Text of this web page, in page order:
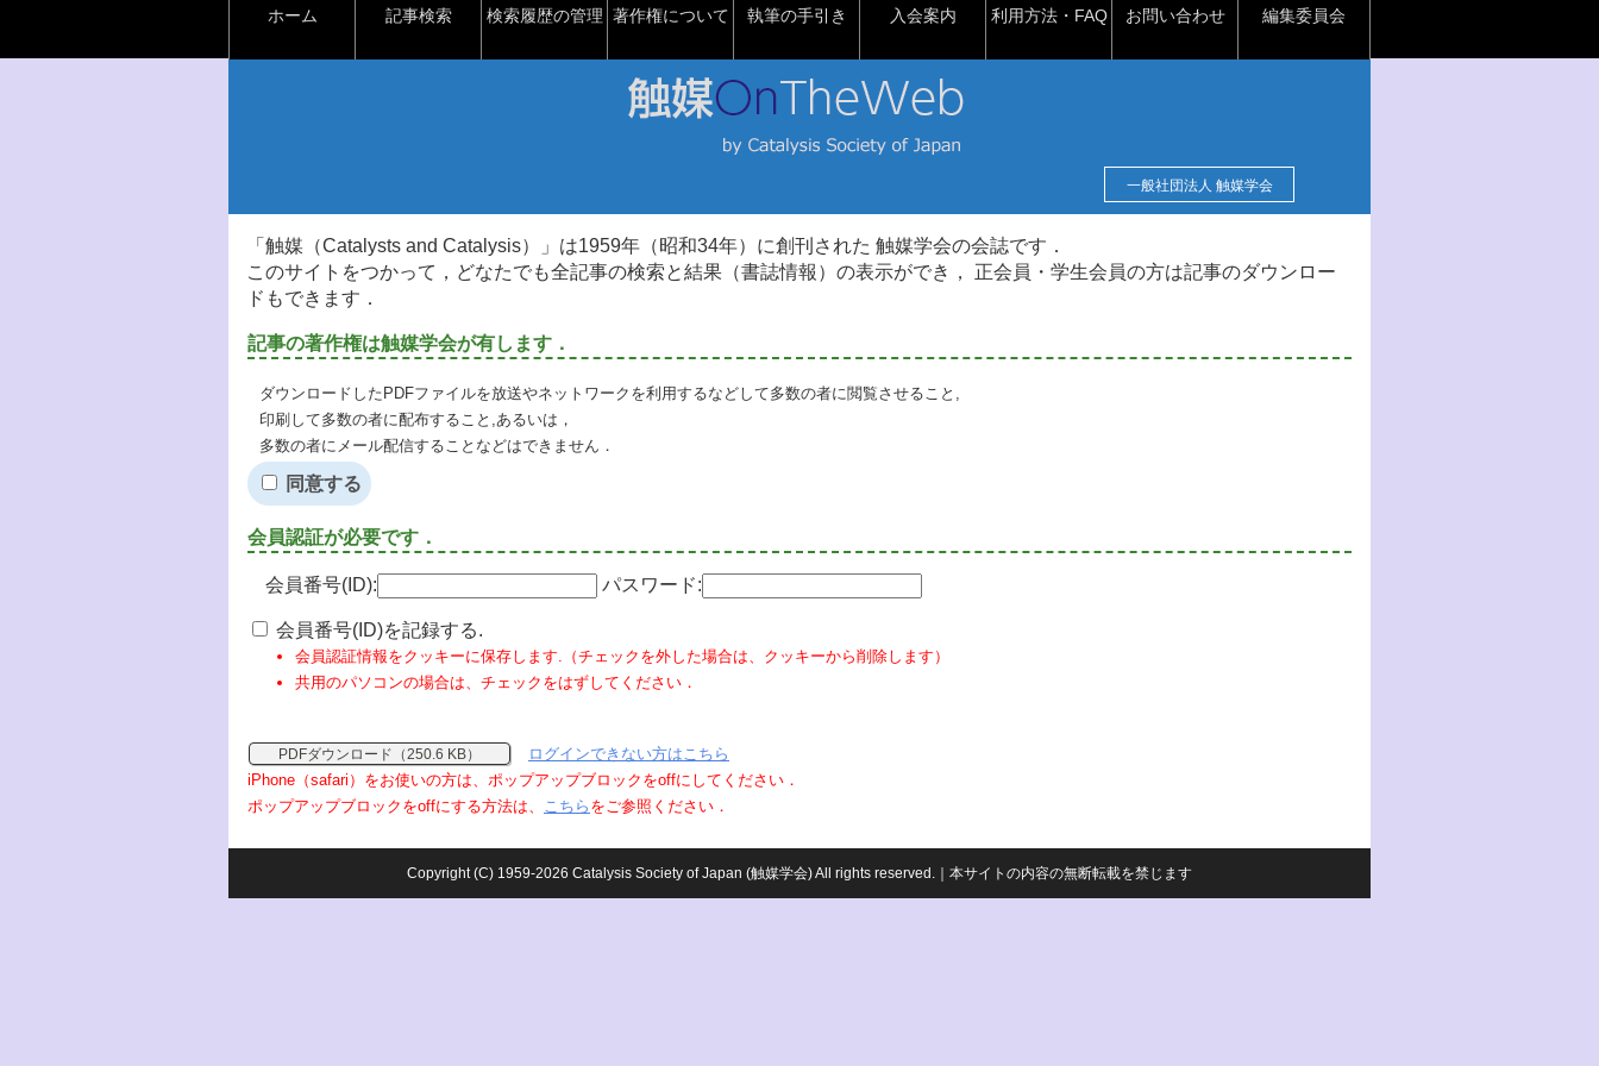
ホーム 記事検索 検索履歴の管理 著作権について 執筆の手引き 入会案内 利用方法・FAQ お問い合わせ 編集委員会
一般社団法人 触媒学会
「触媒（Catalysts and Catalysis）」は1959年（昭和34年）に創刊された 触媒学会の会誌です．
このサイトをつかって，どなたでも全記事の検索と結果（書誌情報）の表示ができ， 正会員・学生会員の方は記事のダウンロー
ドもできます．
記事の著作権は触媒学会が有します．
ダウンロードしたPDFファイルを放送やネットワークを利用するなどして多数の者に閲覧させること,
印刷して多数の者に配布すること,あるいは，
多数の者にメール配信することなどはできません．
同意する
会員認証が必要です．
会員番号(ID): パスワード:
会員番号(ID)を記録する.
会員認証情報をクッキーに保存します.（チェックを外した場合は、クッキーから削除します）
共用のパソコンの場合は、チェックをはずしてください．
PDFダウンロード（250.6 KB）
ログインできない方はこちら
iPhone（safari）をお使いの方は、ポップアップブロックをoffにしてください．
ポップアップブロックをoffにする方法は、 こちら をご参照ください．
Copyright (C) 1959-2026 Catalysis Society of Japan (触媒学会) All rights reserved.｜本サイトの内容の無断転載を禁じます